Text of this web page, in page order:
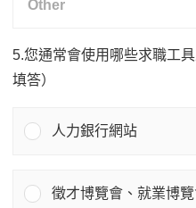
5.您通常會使用哪些求職工
填答）
人力銀行網站
徵才博覽會、就業博